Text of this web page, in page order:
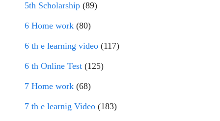
5th Scholarship (89)
6 Home work (80)
6 th e learning video (117)
6 th Online Test (125)
7 Home work (68)
7 th e learnig Video (183)